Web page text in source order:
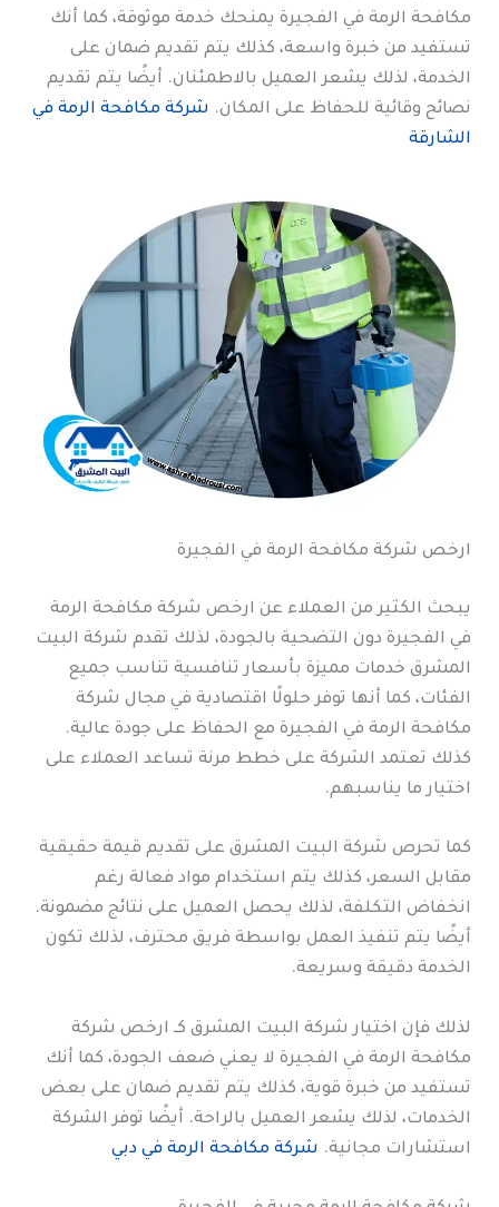
مكافحة الرمة في الفجيرة يمنحك خدمة موثوقة، كما أنك
تستفيد من خبرة واسعة، كذلك يتم تقديم ضمان على
الخدمة، لذلك يشعر العميل بالاطمئنان. أيضًا يتم تقديم
نصائح وقائية للحفاظ على المكان. شركة مكافحة الرمة في
الشارقة
ارخص شركة مكافحة الرمة في الفجيرة
يبحث الكثير من العملاء عن ارخص شركة مكافحة الرمة
في الفجيرة دون التضحية بالجودة، لذلك تقدم شركة البيت
المشرق خدمات مميزة بأسعار تنافسية تناسب جميع
الفئات، كما أنها توفر حلولًا اقتصادية في مجال شركة
مكافحة الرمة في الفجيرة مع الحفاظ على جودة عالية.
كذلك تعتمد الشركة على خطط مرنة تساعد العملاء على
اختيار ما يناسبهم.
كما تحرص شركة البيت المشرق على تقديم قيمة حقيقية
مقابل السعر، كذلك يتم استخدام مواد فعالة رغم
انخفاض التكلفة، لذلك يحصل العميل على نتائج مضمونة.
أيضًا يتم تنفيذ العمل بواسطة فريق محترف، لذلك تكون
الخدمة دقيقة وسريعة.
لذلك فإن اختيار شركة البيت المشرق كـ ارخص شركة
مكافحة الرمة في الفجيرة لا يعني ضعف الجودة، كما أنك
تستفيد من خبرة قوية، كذلك يتم تقديم ضمان على بعض
الخدمات، لذلك يشعر العميل بالراحة. أيضًا توفر الشركة
استشارات مجانية. شركة مكافحة الرمة في دبي